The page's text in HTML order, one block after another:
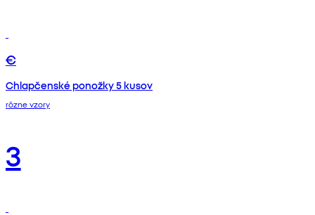
€
Chlapčenské ponožky 5 kusov
rôzne vzory
3